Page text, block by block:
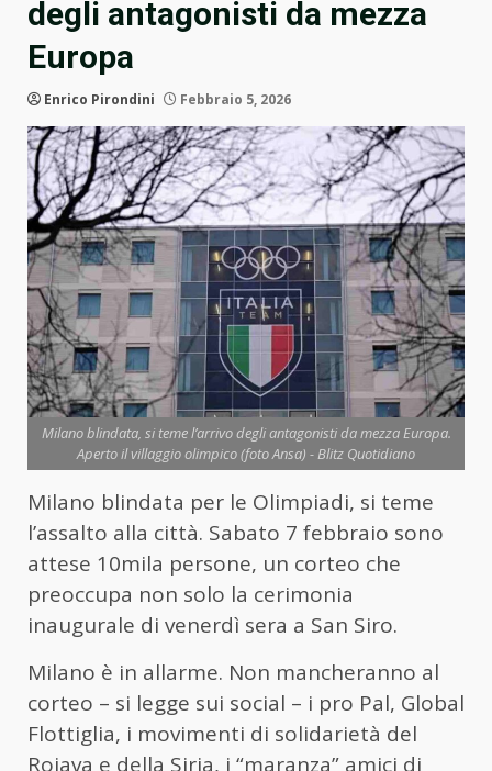
degli antagonisti da mezza
Europa
Enrico Pirondini Febbraio 5, 2026
Milano blindata, si teme l’arrivo degli antagonisti da mezza Europa.
Aperto il villaggio olimpico (foto Ansa) - Blitz Quotidiano
Milano blindata per le Olimpiadi, si teme
l’assalto alla città. Sabato 7 febbraio sono
attese 10mila persone, un corteo che
preoccupa non solo la cerimonia
inaugurale di venerdì sera a San Siro.
Milano è in allarme. Non mancheranno al
corteo – si legge sui social – i pro Pal, Global
Flottiglia, i movimenti di solidarietà del
Rojava e della Siria, i “maranza” amici di